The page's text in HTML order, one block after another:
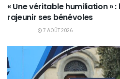
« Une véritable humiliation » :
rajeunir ses bénévoles
7 AOÛT 2026